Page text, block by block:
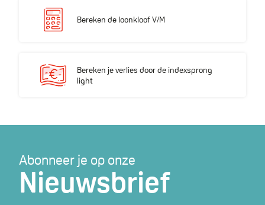
Bereken de loonkloof V/M
Bereken je verlies door de indexsprong
light
Abonneer je op onze
Nieuwsbrief